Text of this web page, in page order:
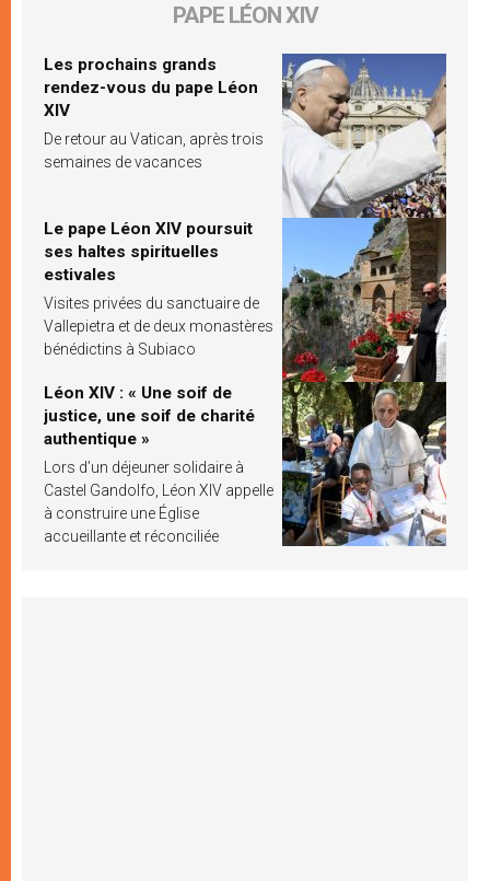
PAPE LÉON XIV
Les prochains grands
rendez-vous du pape Léon
XIV
De retour au Vatican, après trois
semaines de vacances
Le pape Léon XIV poursuit
ses haltes spirituelles
estivales
Visites privées du sanctuaire de
Vallepietra et de deux monastères
bénédictins à Subiaco
Léon XIV : « Une soif de
justice, une soif de charité
authentique »
Lors d’un déjeuner solidaire à
Castel Gandolfo, Léon XIV appelle
à construire une Église
accueillante et réconciliée